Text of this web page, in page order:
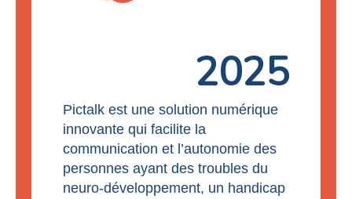
2025
Pictalk est une solution numérique
innovante qui facilite la
communication et l’autonomie des
personnes ayant des troubles du
neuro-développement, un handicap